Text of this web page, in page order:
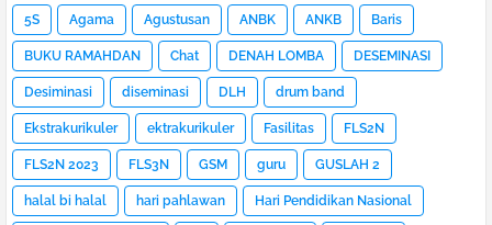
5S Agama Agustusan ANBK ANKB Baris
BUKU RAMAHDAN Chat DENAH LOMBA DESEMINASI
Desiminasi diseminasi DLH drum band
Ekstrakurikuler ektrakurikuler Fasilitas FLS2N
FLS2N 2023 FLS3N GSM guru GUSLAH 2
halal bi halal hari pahlawan Hari Pendidikan Nasional